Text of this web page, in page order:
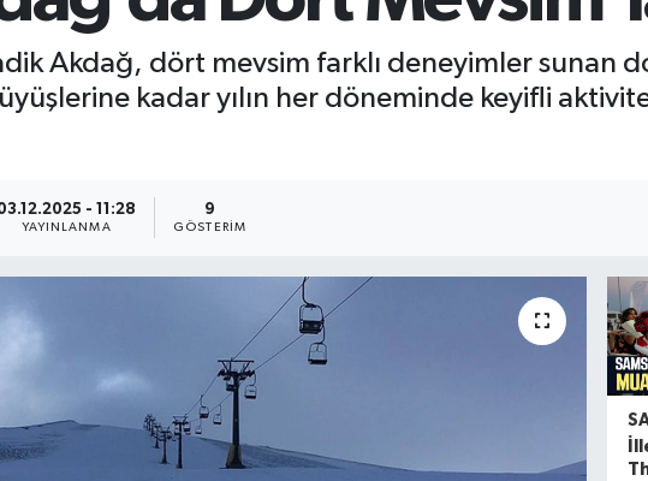
Akdağ, dört mevsim farklı deneyimler sunan
kadar yılın her döneminde keyifli
- 11:28
YAYINLANMA
9
GÖSTERIM